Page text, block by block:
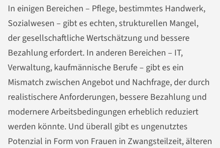
In einigen Bereichen – Pflege, bestimmtes Handwerk,
Sozialwesen – gibt es echten, strukturellen Mangel,
der gesellschaftliche Wertschätzung und bessere
Bezahlung erfordert. In anderen Bereichen – IT,
Verwaltung, kaufmännische Berufe – gibt es ein
Mismatch zwischen Angebot und Nachfrage, der durch
realistischere Anforderungen, bessere Bezahlung und
modernere Arbeitsbedingungen erheblich reduziert
werden könnte. Und überall gibt es ungenutztes
Potenzial in Form von Frauen in Zwangsteilzeit, älteren